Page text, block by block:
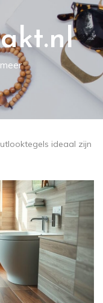
ideaal zijn